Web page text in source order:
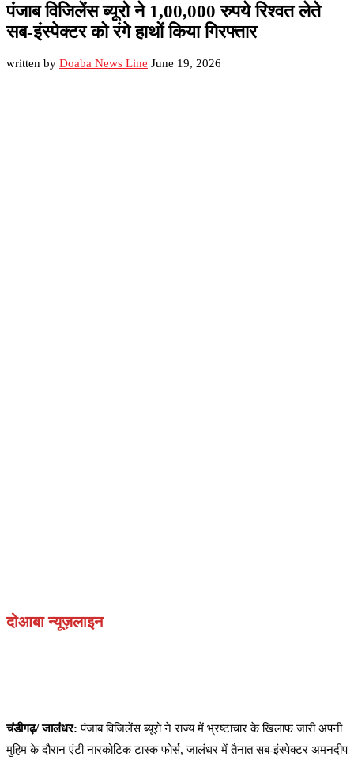
पंजाब विजिलेंस ब्यूरो ने 1,00,000 रुपये रिश्वत लेते
सब-इंस्पेक्टर को रंगे हाथों किया गिरफ्तार
written by Doaba News Line June 19, 2026
दोआबा न्यूज़लाइन
चंडीगढ़/ जालंधर:पंजाब विजिलेंस ब्यूरो ने राज्य में भ्रष्टाचार के खिलाफ जारी अपनी
मुहिम के दौरान एंटी नारकोटिक टास्क फोर्स, जालंधर में तैनात सब-इंस्पेक्टर अमनदीप